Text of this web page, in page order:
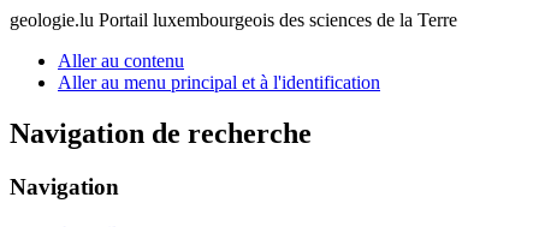
geologie.lu Portail luxembourgeois des sciences de la Terre
Aller au contenu
Aller au menu principal et à l'identification
Navigation de recherche
Navigation